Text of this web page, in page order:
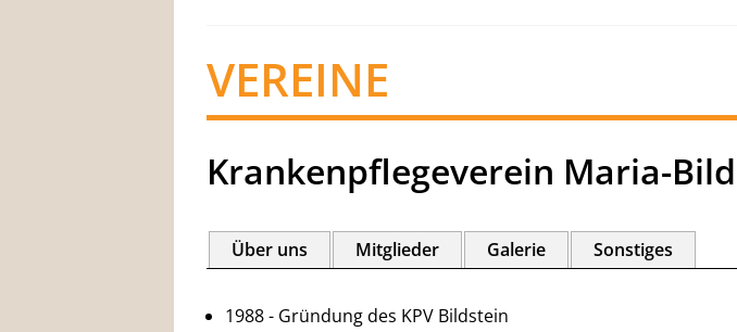
VEREINE
Krankenpflegeverein Maria-
Über uns Mitglieder Galerie Sonstiges
1988 - Gründung des KPV Bildstein